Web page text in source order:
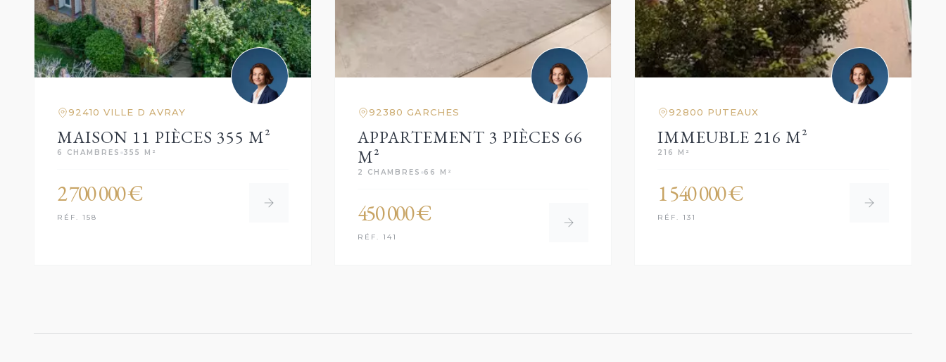
92410 VILLE D AVRAY
MAISON 11 PIÈCES 355 M²
6 CHAMBRES 355 M²
2 700 000 €
RÉF. 158
92380 GARCHES
APPARTEMENT 3 PIÈCES 66
M²
2 CHAMBRES 66 M²
450 000 €
RÉF. 141
92800 PUTEAUX
IMMEUBLE 216 M²
216 M²
1 540 000 €
RÉF. 131